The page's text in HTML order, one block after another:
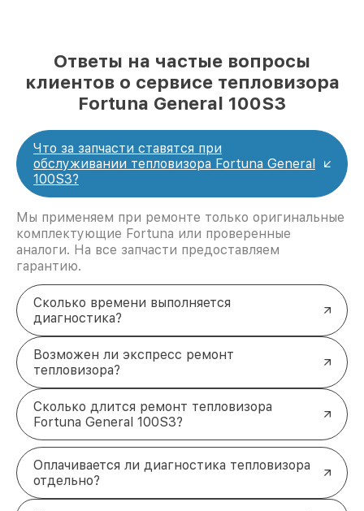
Ответы на частые вопросы
клиентов о сервисе тепловизора
Fortuna General 100S3
Что за запчасти ставятся при
обслуживании тепловизора Fortuna General
100S3?
Мы применяем при ремонте только оригинальные
комплектующие Fortuna или проверенные
аналоги. На все запчасти предоставляем
гарантию.
Сколько времени выполняется
диагностика?
Возможен ли экспресс ремонт
тепловизора?
Сколько длится ремонт тепловизора
Fortuna General 100S3?
Оплачивается ли диагностика тепловизора
отдельно?